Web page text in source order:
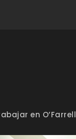
en O’Farrell